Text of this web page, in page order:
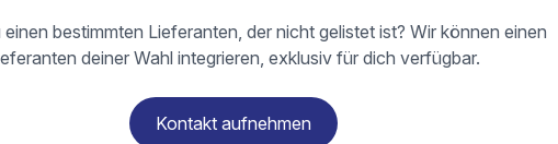
bestimmten Lieferanten, der nicht gelistet ist? Wir können einen
deiner Wahl integrieren, exklusiv für dich verfügbar.
Kontakt aufnehmen